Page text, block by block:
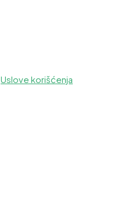
Uslove korišćenja